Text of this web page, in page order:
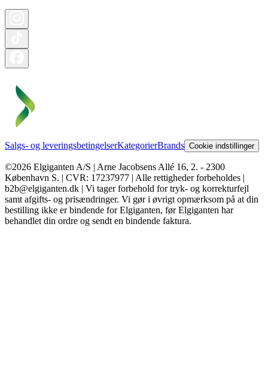
Salgs- og leveringsbetingelserKategorierBrands Cookie indstillinger
©2026 Elgiganten A/S | Arne Jacobsens Allé 16, 2. - 2300
København S. | CVR: 17237977 | Alle rettigheder forbeholdes |
b2b@elgiganten.dk | Vi tager forbehold for tryk- og korrekturfejl
samt afgifts- og prisændringer. Vi gør i øvrigt opmærksom på at din
bestilling ikke er bindende for Elgiganten, før Elgiganten har
behandlet din ordre og sendt en bindende faktura.